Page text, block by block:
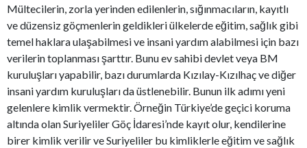
Mültecilerin, zorla yerinden edilenlerin, sığınmacıların, kayıtlı
ve düzensiz göçmenlerin geldikleri ülkelerde eğitim, sağlık gibi
temel haklara ulaşabilmesi ve insani yardım alabilmesi için bazı
verilerin toplanması şarttır. Bunu ev sahibi devlet veya BM
kuruluşları yapabilir, bazı durumlarda Kızılay-Kızılhaç ve diğer
insani yardım kuruluşları da üstlenebilir. Bunun ilk adımı yeni
gelenlere kimlik vermektir. Örneğin Türkiye’de geçici koruma
altında olan Suriyeliler Göç İdaresi’nde kayıt olur, kendilerine
birer kimlik verilir ve Suriyeliler bu kimliklerle eğitim ve sağlık